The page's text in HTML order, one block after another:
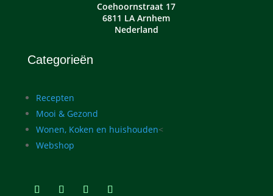
Coehoornstraat 17
6811 LA Arnhem
Nederland
Categorieën
Recepten
Mooi & Gezond
Wonen, Koken en huishouden<
Webshop